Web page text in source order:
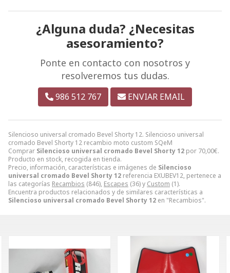
Silencioso universal cromado Bevel Shorty 12. Silencioso universal
cromado Bevel Shorty 12 recambio moto custom SQeM
Comprar Silencioso universal cromado Bevel Shorty 12 por 70,00€.
Producto en stock, recogida en tienda.
Precio, información, características e imágenes de Silencioso
universal cromado Bevel Shorty 12 referencia EXUBEV12, pertenece a
las categorías Recambios (846), Escapes (36) y Custom (1).
Encuentra productos relacionados y de similares características a
Silencioso universal cromado Bevel Shorty 12 en "Recambios".
¿Alguna duda? ¿Necesitas
asesoramiento?
Ponte en contacto con nosotros y
resolveremos tus dudas.
986 512 767 ENVIAR EMAIL